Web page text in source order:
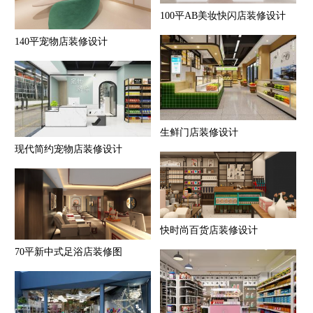
140平宠物店装修设计
100平AB美妆快闪店装修设计
生鲜门店装修设计
现代简约宠物店装修设计
快时尚百货店装修设计
70平新中式足浴店装修图